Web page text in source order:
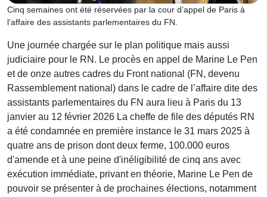
Cinq semaines ont été réservées par la cour d’appel de Paris à
l’affaire des assistants parlementaires du FN.
Une journée chargée sur le plan politique mais aussi
judiciaire pour le RN. Le procès en appel de Marine Le Pen
et de onze autres cadres du Front national (FN, devenu
Rassemblement national) dans le cadre de l’affaire dite des
assistants parlementaires du FN aura lieu à Paris du 13
janvier au 12 février 2026 La cheffe de file des députés RN
a été condamnée en première instance le 31 mars 2025 à
quatre ans de prison dont deux ferme, 100.000 euros
d'amende et à une peine d'inéligibilité de cinq ans avec
exécution immédiate, privant en théorie, Marine Le Pen de
pouvoir se présenter à de prochaines élections, notamment